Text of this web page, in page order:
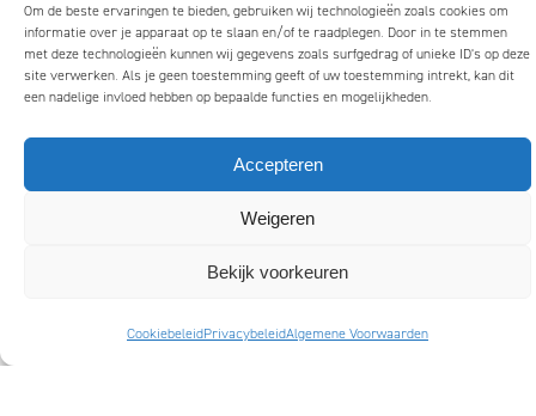
Om de beste ervaringen te bieden, gebruiken wij technologieën zoals cookies om
informatie over je apparaat op te slaan en/of te raadplegen. Door in te stemmen
met deze technologieën kunnen wij gegevens zoals surfgedrag of unieke ID's op deze
site verwerken. Als je geen toestemming geeft of uw toestemming intrekt, kan dit
een nadelige invloed hebben op bepaalde functies en mogelijkheden.
Accepteren
Weigeren
Bekijk voorkeuren
CookiebeleidPrivacybeleidAlgemene Voorwaarden
aandacht,
maakt
indruk
laat
mensen
gespecialiseerd
in
marketing,
ondersteuning
en
Algemene Voorwaarden